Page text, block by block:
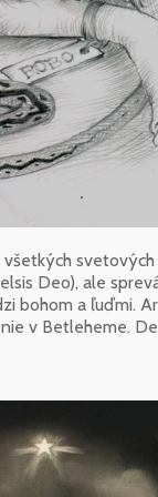
Deo), ale
bohom a ľuďmi.
v Betleheme.